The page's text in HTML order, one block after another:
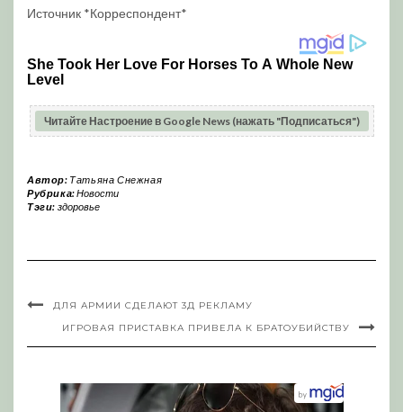
Источник *Корреспондент*
Читайте Настроение в Google News (нажать "Подписаться")
Автор: Татьяна Снежная
Рубрика:Новости
Тэги: здоровье
ДЛЯ АРМИИ СДЕЛАЮТ 3Д РЕКЛАМУ
ИГРОВАЯ ПРИСТАВКА ПРИВЕЛА К БРАТОУБИЙСТВУ